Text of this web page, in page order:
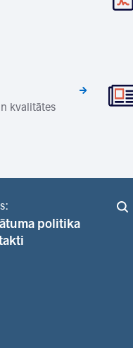
kvalitātes
politika